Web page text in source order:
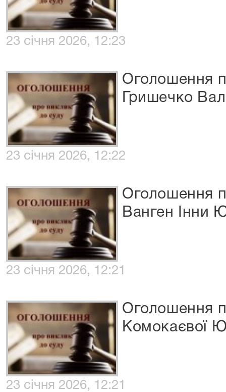
23 січня 2026, 12:23
Оголошення
Гришечко
23 січня 2026, 12:22
Оголошення
Ванген Інни
23 січня 2026, 12:21
Оголошення
Комокаєвої
23 січня 2026, 12:21